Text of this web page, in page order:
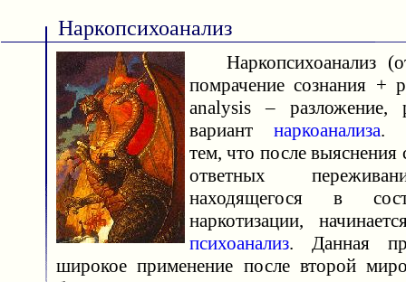
Наркопсихоанализ
Наркопсихоанализ
помрачение сознания +
analysis – разложение,
вариант наркоанализа.
тем, что после
ответных
находящегося в
наркотизации,
психоанализ. Данная
широкое применение после второй